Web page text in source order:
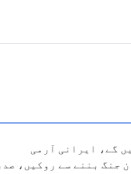
گے، ایرانی آرمی
جنگ بننے سے روکیں،